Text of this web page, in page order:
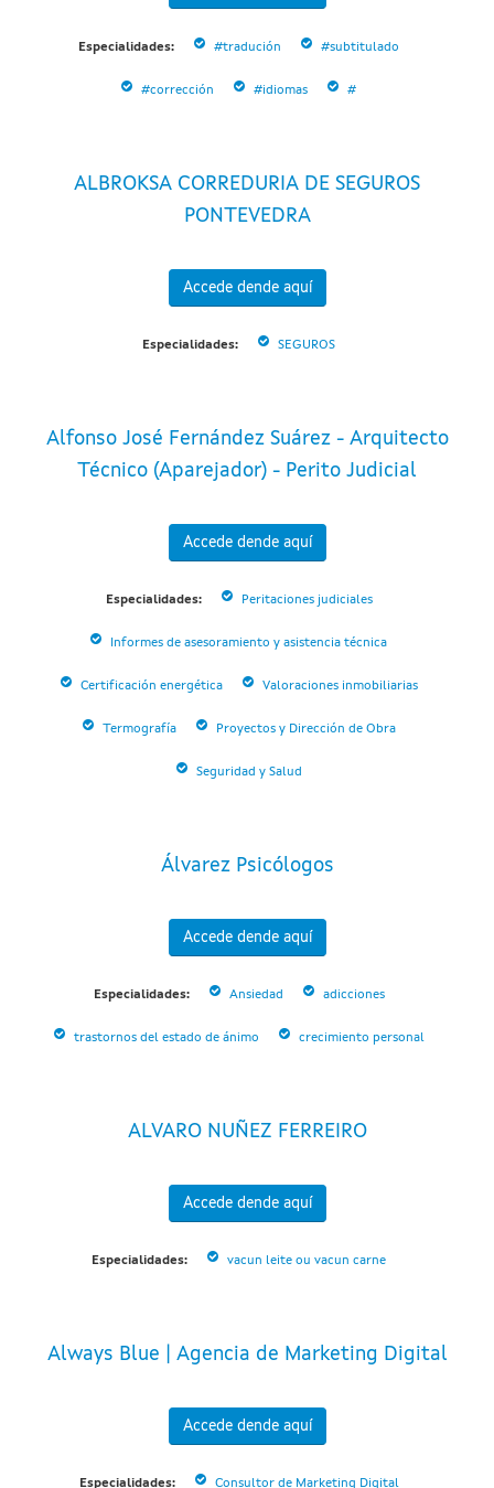
Especialidades: #tradución #subtitulado
#corrección #idiomas #
ALBROKSA CORREDURIA DE SEGUROS
PONTEVEDRA
Accede dende aquí
Especialidades: SEGUROS
Alfonso José Fernández Suárez - Arquitecto
Técnico (Aparejador) - Perito Judicial
Accede dende aquí
Especialidades: Peritaciones judiciales
Informes de asesoramiento y asistencia técnica
Certificación energética Valoraciones inmobiliarias
Termografía Proyectos y Dirección de Obra
Seguridad y Salud
Álvarez Psicólogos
Accede dende aquí
Especialidades: Ansiedad adicciones
trastornos del estado de ánimo crecimiento personal
ALVARO NUÑEZ FERREIRO
Accede dende aquí
Especialidades: vacun leite ou vacun carne
Always Blue | Agencia de Marketing Digital
Accede dende aquí
Especialidades: Consultor de Marketing Digital